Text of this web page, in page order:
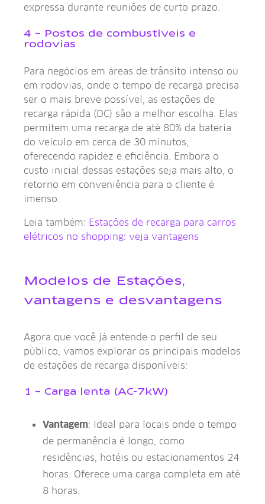
expressa durante reuniões de curto prazo.
4 – Postos de combustíveis e
rodovias
Para negócios em áreas de trânsito intenso ou
em rodovias, onde o tempo de recarga precisa
ser o mais breve possível, as estações de
recarga rápida (DC) são a melhor escolha. Elas
permitem uma recarga de até 80% da bateria
do veículo em cerca de 30 minutos,
oferecendo rapidez e eficiência. Embora o
custo inicial dessas estações seja mais alto, o
retorno em conveniência para o cliente é
imenso.
Leia também: Estações de recarga para carros
elétricos no shopping: veja vantagens
Modelos de Estações,
vantagens e desvantagens
Agora que você já entende o perfil de seu
público, vamos explorar os principais modelos
de estações de recarga disponíveis:
1 – Carga lenta (AC-7kW)
Vantagem: Ideal para locais onde o tempo
de permanência é longo, como
residências, hotéis ou estacionamentos 24
horas. Oferece uma carga completa em até
8 horas.